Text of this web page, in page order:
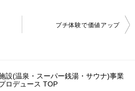
プチ体験で価値アップ
設(温泉・スーパー銭湯・サウナ)事業
ロデュース TOP